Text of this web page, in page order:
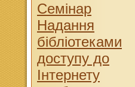
Cемінар
Надання
бібліотеками
доступу до
Інтернету